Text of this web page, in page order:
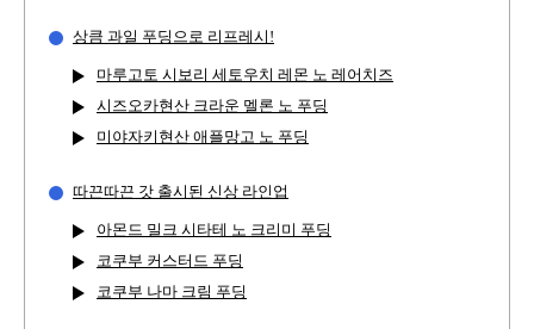
상큼 과일 푸딩으로 리프레시!
마루고토 시보리 세토우치 레몬 노 레어치즈
시즈오카현산 크라운 멜론 노 푸딩
미야자키현산 애플망고 노 푸딩
따끈따끈 갓 출시된 신상 라인업
아몬드 밀크 시타테 노 크리미 푸딩
코쿠부 커스터드 푸딩
코쿠부 나마 크림 푸딩